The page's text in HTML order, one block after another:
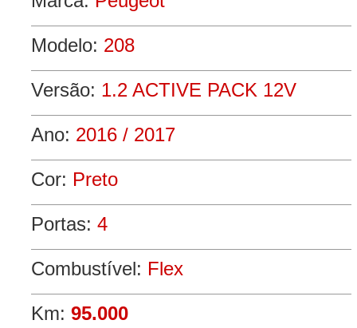
Modelo: 208
Versão: 1.2 ACTIVE PACK 12V
Ano: 2016 / 2017
Cor: Preto
Portas: 4
Combustível: Flex
Km: 95.000